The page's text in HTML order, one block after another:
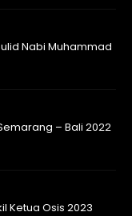
Nabi Muhammad
– Bali 2022
Ketua Osis 2023